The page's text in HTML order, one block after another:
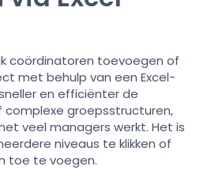
coördinatoren toevoegen of
met behulp van een Excel-
en efficiënter de
groepsstructuren,
veel managers werkt. Het is
niveaus te klikken of
toe te voegen.